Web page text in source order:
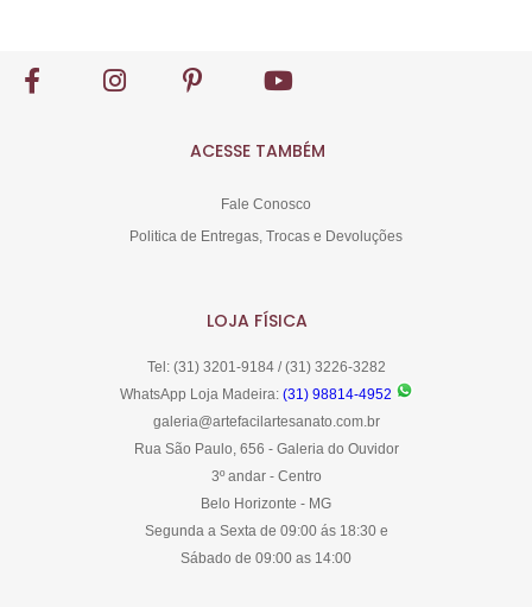
ACESSE TAMBÉM
Fale Conosco
Politica de Entregas, Trocas e Devoluções
LOJA FÍSICA
Tel: (31) 3201-9184 / (31) 3226-3282
WhatsApp Loja Madeira: (31) 98814-4952
galeria@artefacilartesanato.com.br
Rua São Paulo, 656 - Galeria do Ouvidor
3º andar - Centro
Belo Horizonte - MG
Segunda a Sexta de 09:00 ás 18:30 e
Sábado de 09:00 as 14:00